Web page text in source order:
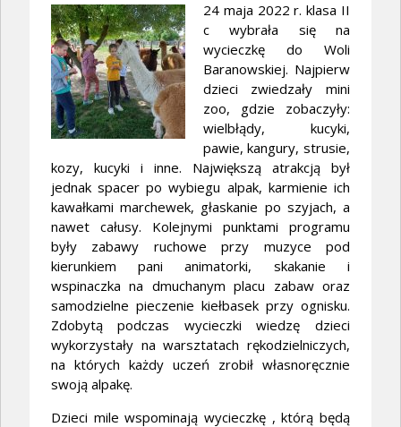
24 maja 2022 r. klasa II
c wybrała się na
wycieczkę do Woli
Baranowskiej. Najpierw
dzieci zwiedzały mini
zoo, gdzie zobaczyły:
wielbłądy, kucyki,
pawie, kangury, strusie,
kozy, kucyki i inne. Największą atrakcją był
jednak spacer po wybiegu alpak, karmienie ich
kawałkami marchewek, głaskanie po szyjach, a
nawet całusy. Kolejnymi punktami programu
były zabawy ruchowe przy muzyce pod
kierunkiem pani animatorki, skakanie i
wspinaczka na dmuchanym placu zabaw oraz
samodzielne pieczenie kiełbasek przy ognisku.
Zdobytą podczas wycieczki wiedzę dzieci
wykorzystały na warsztatach rękodzielniczych,
na których każdy uczeń zrobił własnoręcznie
swoją alpakę.
Dzieci mile wspominają wycieczkę , którą będą